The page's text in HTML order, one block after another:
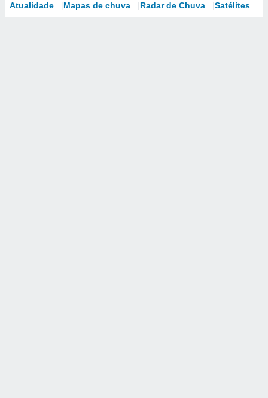
Atualidade Mapas de chuva Radar de Chuva Satélites